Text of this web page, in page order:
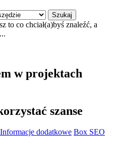
Szukaj
to co chciał(a)byś znaleźć, a
w projektach
szanse
Informacje dodatkowe Box SEO